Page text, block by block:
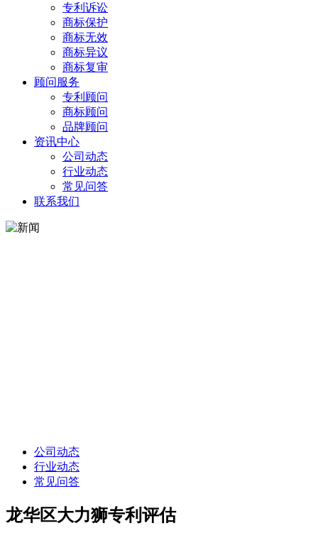
专利诉讼
商标保护
商标无效
商标异议
商标复审
顾问服务
专利顾问
商标顾问
品牌顾问
资讯中心
公司动态
行业动态
常见问答
联系我们
公司动态
行业动态
常见问答
龙华区大力狮专利评估